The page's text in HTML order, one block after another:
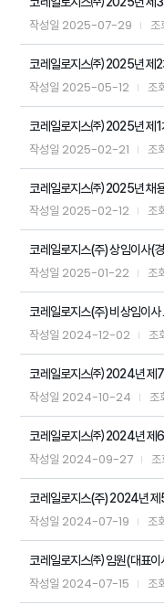
작성일 2025-07-29 조
코레일로지스㈜ 2025년 제2
작성일 2025-05-12 조
코레일로지스㈜ 2025년 제1
작성일 2025-02-21 조
코레일로지스㈜ 2025년 채
작성일 2025-02-12 조
코레일로지스(주) 상임이사(
작성일 2025-01-22 조
코레일로지스(주) 비상임이사
작성일 2024-12-02 조
코레일로지스㈜ 2024년 제7
작성일 2024-10-24 조
코레일로지스㈜ 2024년 제6
작성일 2024-09-27 조
코레일로지스(주) 2024년 제
작성일 2024-07-19 조
코레일로지스㈜ 임원(대표이
작성일 2024-07-15 조